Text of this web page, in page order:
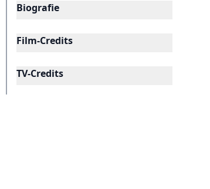
Biografie
Film-Credits
TV-Credits